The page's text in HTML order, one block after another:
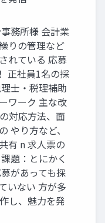
務所様 会計業
りの管理など
れている 応募
正社員1名の採
士・税理補助
ワーク 主な改
対応方法、面
やり方など、
有 n 求人票の
題：とにかく
があっても採
いない 方が多
し、魅力を発